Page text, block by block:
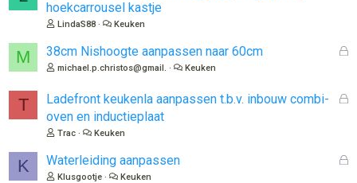
o
hoekcarrousel kastje
LindaS88 Keuken
M
G
38cm Nishoogte aanpassen naar 60cm
michael.p.christos@gmail. Keuken
T
G
o
Ladefront keukenla aanpassen t.b.v. inbouw combi-
oven en inductieplaat
Trac Keuken
K
G
Waterleiding aanpassen
Klusgootje Keuken